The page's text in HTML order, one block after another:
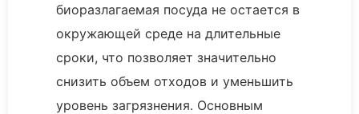
биоразлагаемая посуда не остается в
окружающей среде на длительные
сроки, что позволяет значительно
снизить объем отходов и уменьшить
уровень загрязнения. Основным